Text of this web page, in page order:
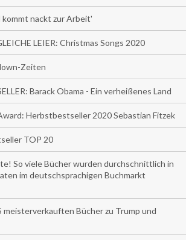
nackt zur Arbeit'
LEIER: Christmas Songs 2020
Zeiten
Barack Obama - Ein verheißenes Land
Herbstbestseller 2020 Sebastian Fitzek
TOP 20
So viele Bücher wurden durchschnittlich in
im deutschsprachigen Buchmarkt
meisterverkauften Bücher zu Trump und